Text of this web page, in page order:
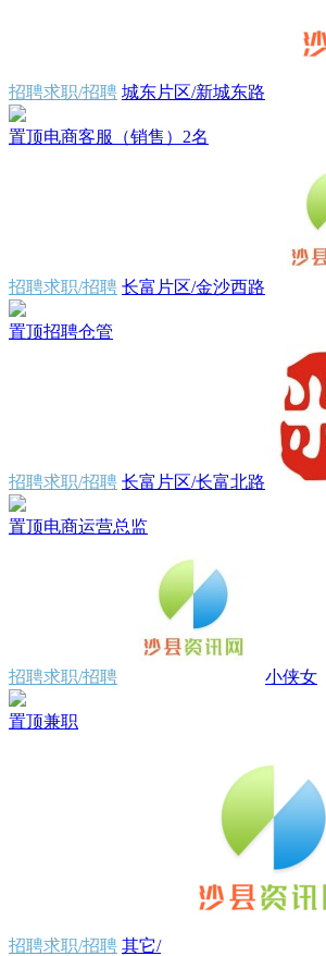
招聘求职/招聘 城东片区/新城东路
置顶电商客服（销售）2名
招聘求职/招聘 长富片区/金沙西路
置顶招聘仓管
招聘求职/招聘 长富片区/长富北路
置顶电商运营总监
招聘求职/招聘 小侠女
置顶兼职
招聘求职/招聘 其它/